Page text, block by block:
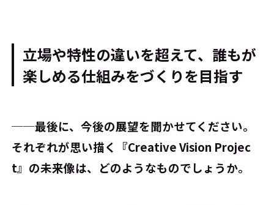
立場や特性の違いを超えて、誰もが
楽しめる仕組みをづくりを目指す
──最後に、今後の展望を聞かせてください。
それぞれが思い描く『Creative Vision Projec
t』の未来像は、どのようなものでしょうか。